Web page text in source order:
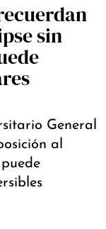
sin
General
al